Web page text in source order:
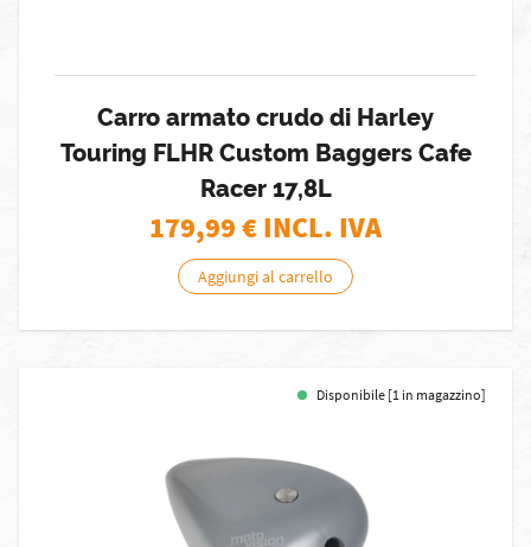
Carro armato crudo di Harley
Touring FLHR Custom Baggers Cafe
Racer 17,8L
179,99€ INCL. IVA
Aggiungi al carrello
Disponibile [1 in magazzino]